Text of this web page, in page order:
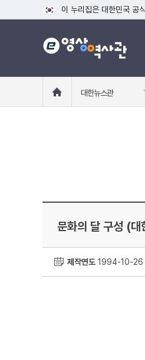
이 누리집은 대한민국 공
공식 누리집 주소 확인하
go.kr 주소를 사용하는 누
로
대한뉴스관
문화의 달 구성 (
제작연도 1994-10-26